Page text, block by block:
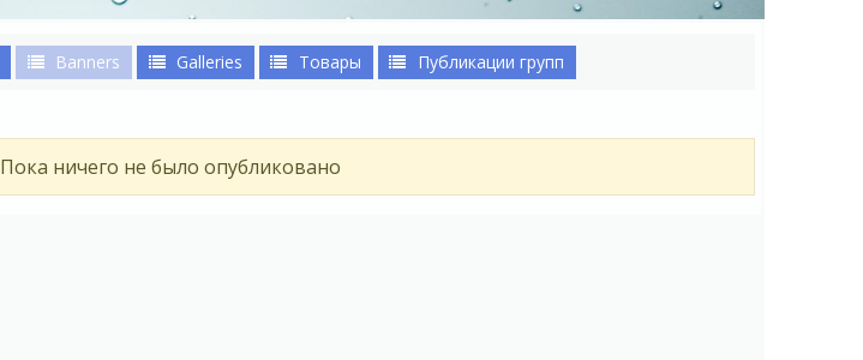
Banners Galleries Товары Публикации групп
Пока ничего не было опубликовано